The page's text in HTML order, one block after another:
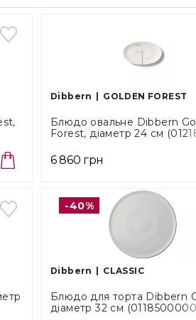
У
Dibbern GOLDEN FOREST
Блюдо овальне Dibbern
Forest, діаметр 24 см
6 860 грн
-40%
Dibbern CLASSIC
Блюдо для торта Dibbern
діаметр 32 см